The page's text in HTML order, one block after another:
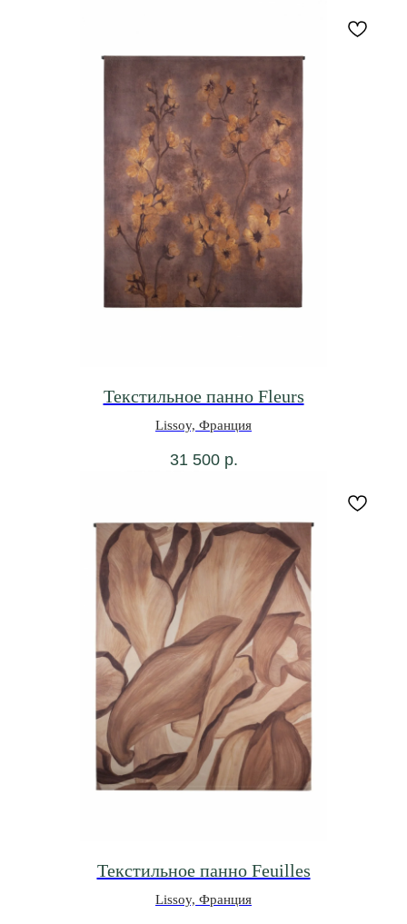
Текстильное панно Fleurs
Lissoy, Франция
31 500 р.
Текстильное панно Feuilles
Lissoy, Франция